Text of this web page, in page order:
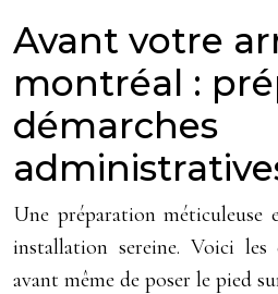
Avant votre
montréal :
démarches
Une préparation méticuleuse
installation sereine. Voici les
avant même de poser le pied